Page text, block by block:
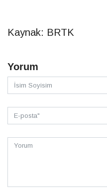
Kaynak: BRTK
Yorum